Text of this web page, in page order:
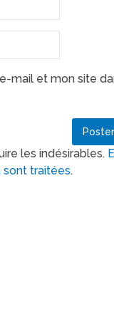
mail et mon site
les indésirables.
traitées.